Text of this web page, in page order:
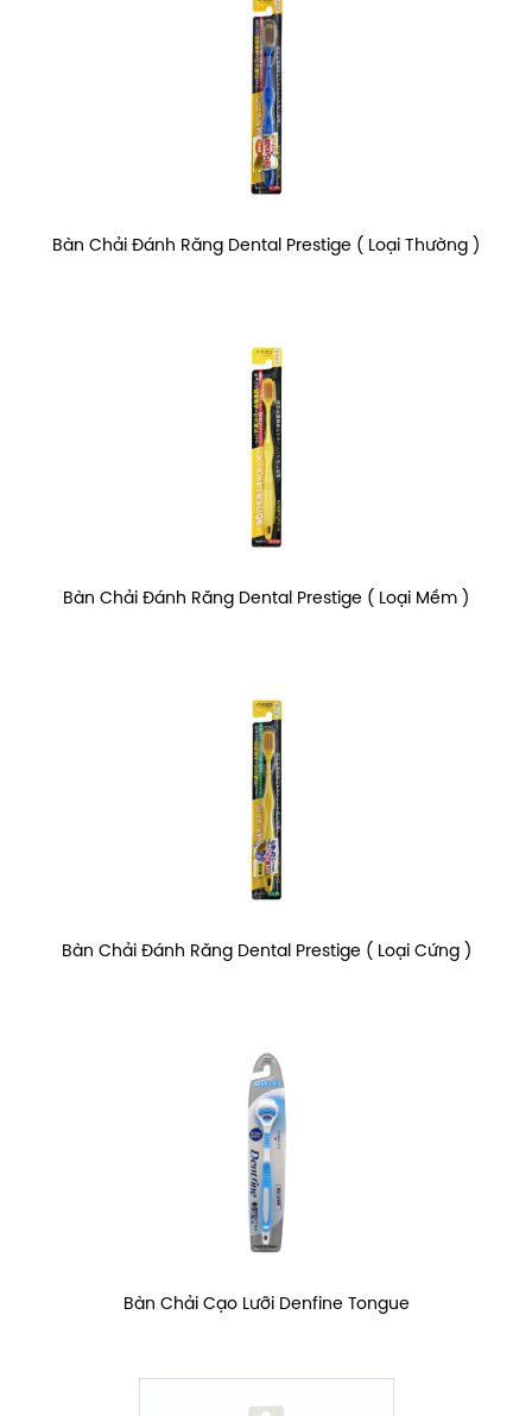
Bàn Chải Đánh Răng Dental Prestige ( Loại Thường )
Bàn Chải Đánh Răng Dental Prestige ( Loại Mềm )
Bàn Chải Đánh Răng Dental Prestige ( Loại Cứng )
Bàn Chải Cạo Lưỡi Denfine Tongue